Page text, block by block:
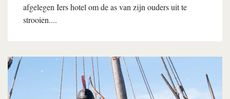
afgelegen Iers hotel om de as van zijn ouders uit te
strooien....
Lees verder